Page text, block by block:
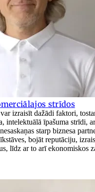
strīdos
izraisīt dažādi faktori,
intelektuālā īpašuma strīdi,
starp biznesa
bojāt reputāciju,
līdz ar to arī ekonomiskos